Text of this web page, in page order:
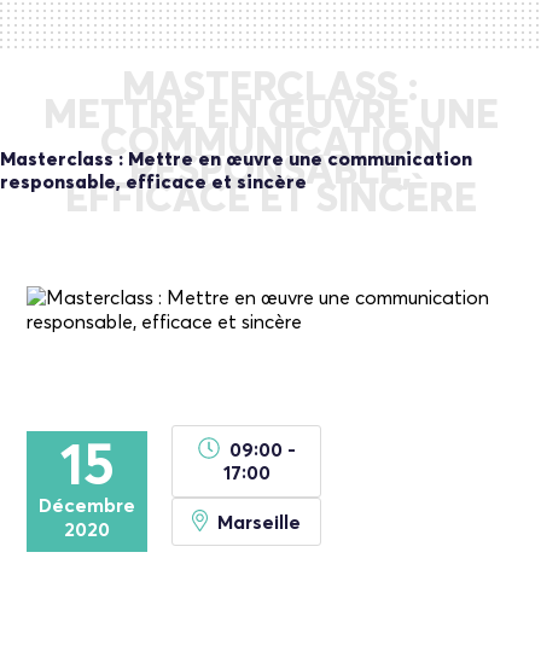
MASTERCLASS :
METTRE EN ŒUVRE UNE
COMMUNICATION
RESPONSABLE,
EFFICACE ET SINCÈRE
Masterclass : Mettre en œuvre une communication
responsable, efficace et sincère
15
Décembre
2020
09:00 -
17:00
Marseille